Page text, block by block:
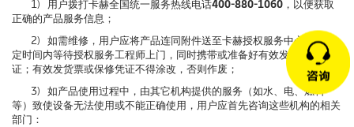
1) 用户拨打卡赫全国统一服务热线电话400-880-1060 ，以便获取
正确的产品服务信息；
2) 如需维修，用户应将产品连同附件送至卡赫授权服务中心或在约
定时间内等待授权服务工程师上门，同时携带或准备好有效发票和保修凭
证；有效发货票或保修凭证不得涂改，否则作废；
3) 如产品使用过程中，由其它机构提供的服务（如水、电、燃料
等）致使设备无法使用或不能正确使用，用户应首先咨询这些机构的相关
部门：